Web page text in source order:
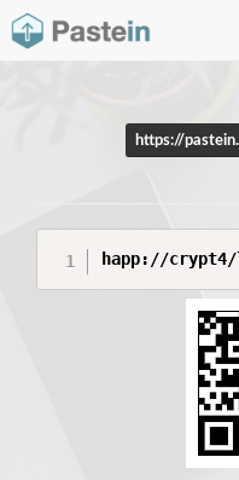
https://
happ://crypt4/